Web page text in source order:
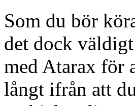
Som du bör
det dock
med Atarax för
långt ifrån att